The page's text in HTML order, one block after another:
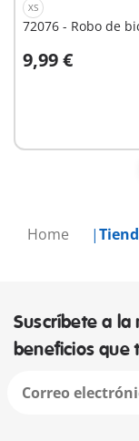
Home
XS
72076 - Robo de
9,99 €
A la cesta
Suscríbete a
beneficios que